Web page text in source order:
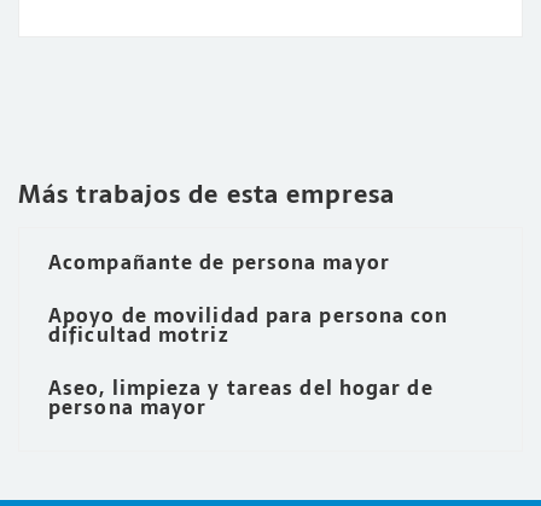
Más trabajos de esta empresa
Acompañante de persona mayor
Apoyo de movilidad para persona con
dificultad motriz
Aseo, limpieza y tareas del hogar de
persona mayor